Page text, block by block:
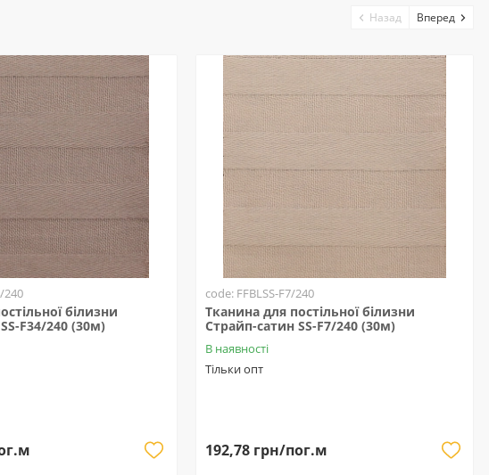
240
білизни
F34/240 (30м)
code: FFBLSS-F7/240
Тканина для постільної білизни
Страйп-сатин SS-F7/240 (30м)
В наявності
Тільки опт
192,78 грн/пог.м
Назад Вперед